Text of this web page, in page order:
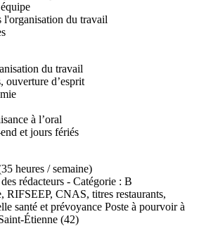
l'organisation du travail
du travail
ouverture d’esprit
à l’oral
et jours fériés
heures / semaine)
rédacteurs - Catégorie : B
RIFSEEP, CNAS, titres restaurants,
santé et prévoyance Poste à pourvoir à
Étienne (42)